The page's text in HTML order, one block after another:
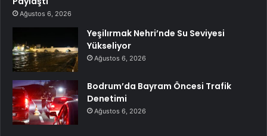
Ağustos 6, 2026
Yeşilırmak Nehri’nde Su Seviyesi
Yükseliyor
Ağustos 6, 2026
Bodrum’da Bayram Öncesi Trafik
Denetimi
Ağustos 6, 2026